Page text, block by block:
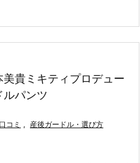
貴ミキティプロデュー
ルパンツ
コミ , 産後ガードル・選び方